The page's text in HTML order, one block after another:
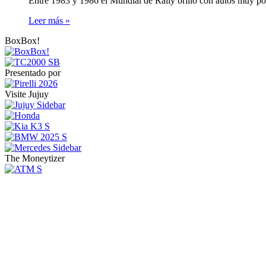
Leer más »
BoxBox!
Presentado por
Visite Jujuy
The Moneytizer